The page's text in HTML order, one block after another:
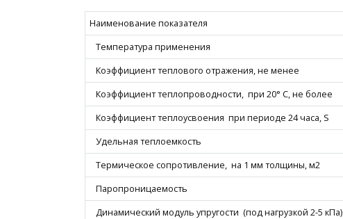
Наименование показателя
Температура применения
Коэффициент теплового отражения, не менее
Коэффициент теплопроводности, при 20° С, не более
Коэффициент теплоусвоения при периоде 24 часа, S
Удельная теплоемкость
Термическое сопротивление, на 1 мм толщины, м2
Паропроницаемость
Динамический модуль упругости (под нагрузкой 2-5 кПа)